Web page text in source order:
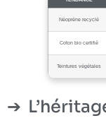
Néoprène recyclé
Coton bio certifié
Teintures végétales